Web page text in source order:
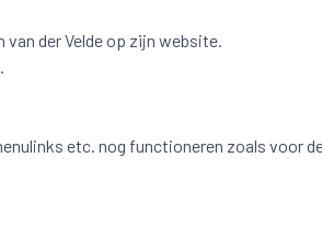
van der Velde op zijn website.
etc. nog functioneren zoals voor